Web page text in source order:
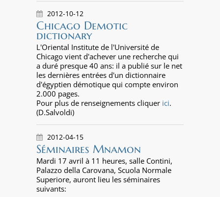
2012-10-12
Chicago Demotic
dictionary
L'Oriental Institute de l'Université de
Chicago vient d'achever une recherche qui
a duré presque 40 ans: il a publié sur le net
les dernières entrées d'un dictionnaire
d'égyptien démotique qui compte environ
2.000 pages.
Pour plus de renseignements cliquer ici.
(D.Salvoldi)
2012-04-15
Séminaires Mnamon
Mardi 17 avril à 11 heures, salle Contini,
Palazzo della Carovana, Scuola Normale
Superiore, auront lieu les séminaires
suivants: